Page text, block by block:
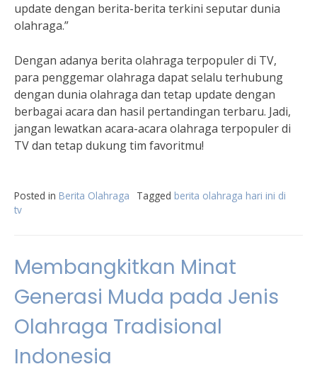
update dengan berita-berita terkini seputar dunia
olahraga.”
Dengan adanya berita olahraga terpopuler di TV,
para penggemar olahraga dapat selalu terhubung
dengan dunia olahraga dan tetap update dengan
berbagai acara dan hasil pertandingan terbaru. Jadi,
jangan lewatkan acara-acara olahraga terpopuler di
TV dan tetap dukung tim favoritmu!
Posted in Berita Olahraga Tagged berita olahraga hari ini di
tv
Membangkitkan Minat
Generasi Muda pada Jenis
Olahraga Tradisional
Indonesia